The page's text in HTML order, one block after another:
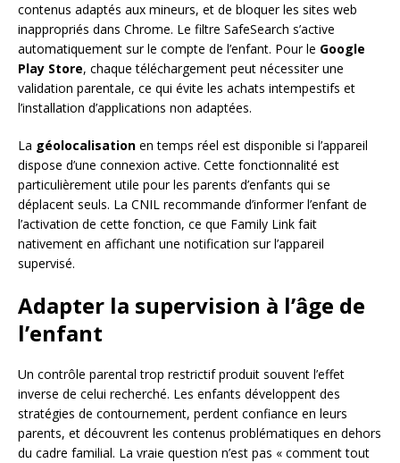
contenus adaptés aux mineurs, et de bloquer les sites web
inappropriés dans Chrome. Le filtre SafeSearch s’active
automatiquement sur le compte de l’enfant. Pour le Google
Play Store, chaque téléchargement peut nécessiter une
validation parentale, ce qui évite les achats intempestifs et
l’installation d’applications non adaptées.
La géolocalisation en temps réel est disponible si l’appareil
dispose d’une connexion active. Cette fonctionnalité est
particulièrement utile pour les parents d’enfants qui se
déplacent seuls. La CNIL recommande d’informer l’enfant de
l’activation de cette fonction, ce que Family Link fait
nativement en affichant une notification sur l’appareil
supervisé.
Adapter la supervision à l’âge de
l’enfant
Un contrôle parental trop restrictif produit souvent l’effet
inverse de celui recherché. Les enfants développent des
stratégies de contournement, perdent confiance en leurs
parents, et découvrent les contenus problématiques en dehors
du cadre familial. La vraie question n’est pas « comment tout